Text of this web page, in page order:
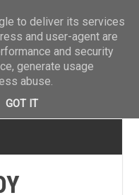
to deliver its services
and user-agent are
and security
generate usage
abuse.
GOT IT